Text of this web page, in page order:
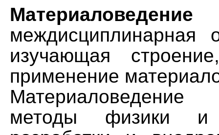
Материаловедение
междисциплинарная
изучающая
применение
методы физики